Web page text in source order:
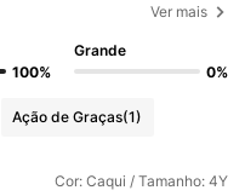
Ver mais
100%
Grande
0%
Ação de Graças(1)
Cor: Caqui / Tamanho: 4Y